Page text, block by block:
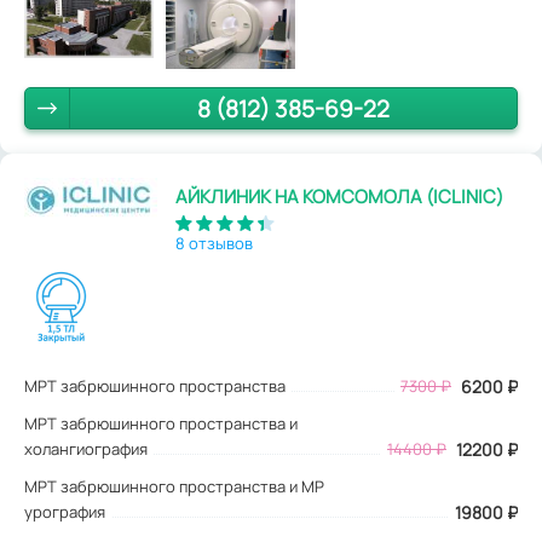
8 (812) 385-69-22
АЙКЛИНИК НА КОМСОМОЛА (ICLINIC)
8 отзывов
МРТ забрюшинного пространства 7300₽ 6200 ₽
МРТ забрюшинного пространства и
холангиография
14400 ₽ 12200 ₽
МРТ забрюшинного пространства и МР
урография
19800 ₽